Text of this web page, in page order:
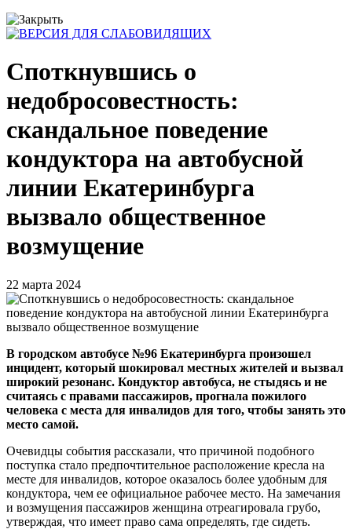
Споткнувшись о
недобросовестность:
скандальное поведение
кондуктора на автобусной
линии Екатеринбурга
вызвало общественное
возмущение
22 марта 2024
В городском автобусе №96 Екатеринбурга произошел
инцидент, который шокировал местных жителей и вызвал
широкий резонанс. Кондуктор автобуса, не стыдясь и не
считаясь с правами пассажиров, прогнала пожилого
человека с места для инвалидов для того, чтобы занять это
место самой.
Очевидцы события рассказали, что причиной подобного
поступка стало предпочтительное расположение кресла на
месте для инвалидов, которое оказалось более удобным для
кондуктора, чем ее официальное рабочее место. На замечания
и возмущения пассажиров женщина отреагировала грубо,
утверждая, что имеет право сама определять, где сидеть.